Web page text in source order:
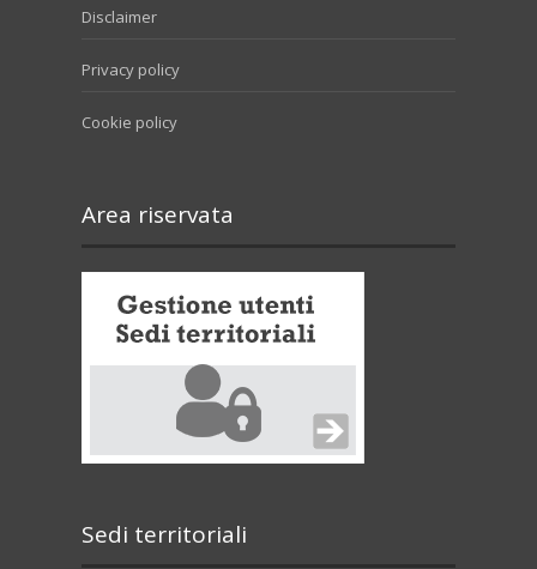
Disclaimer
Privacy policy
Cookie policy
Area riservata
Sedi territoriali